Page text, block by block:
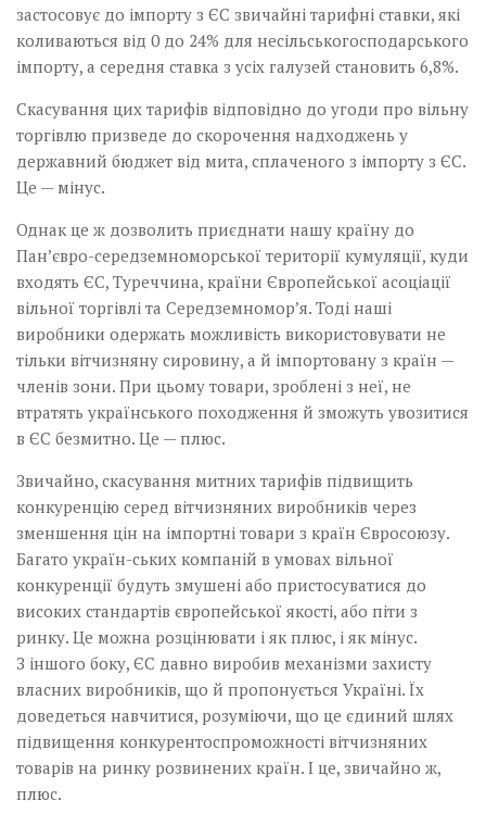
застосовує до імпорту з ЄС звичайні тарифні ставки, які
коливаються від 0 до 24% для несільськогосподарського
імпорту, а середня ставка з усіх галузей становить 6,8%.
Скасування цих тарифів відповідно до угоди про вільну
торгівлю призведе до скорочення надходжень у
державний бюджет від мита, сплаченого з імпорту з ЄС.
Це — мінус.
Однак це ж дозволить приєднати нашу країну до
Пан’євро-середземноморської території кумуляції, куди
входять ЄС, Туреччина, країни Європейської асоціації
вільної торгівлі та Середземномор’я. Тоді наші
виробники одержать можливість використовувати не
тільки вітчизняну сировину, а й імпортовану з країн —
членів зони. При цьому товари, зроблені з неї, не
втратять українського походження й зможуть увозитися
в ЄС безмитно. Це — плюс.
Звичайно, скасування митних тарифів підвищить
конкуренцію серед вітчизняних виробників через
зменшення цін на імпортні товари з країн Євросоюзу.
Багато україн-ських компаній в умовах вільної
конкуренції будуть змушені або пристосуватися до
високих стандартів європейської якості, або піти з
ринку. Це можна розцінювати і як плюс, і як мінус.
З іншого боку, ЄС давно виробив механізми захисту
власних виробників, що й пропонується Україні. Їх
доведеться навчитися, розуміючи, що це єдиний шлях
підвищення конкурентоспроможності вітчизняних
товарів на ринку розвинених країн. І це, звичайно ж,
плюс.